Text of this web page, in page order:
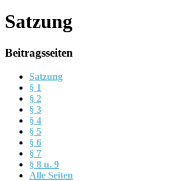
Satzung
Beitragsseiten
Satzung
§ 1
§ 2
§ 3
§ 4
§ 5
§ 6
§ 7
§ 8 u. 9
Alle Seiten